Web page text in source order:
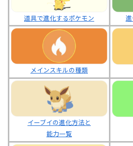
道具で進化するポケモン
メインスキルの種類
イーブイの進化方法と
能力一覧